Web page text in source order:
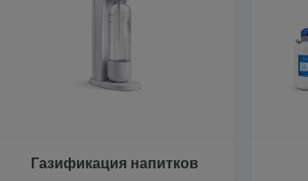
Газификация напитков